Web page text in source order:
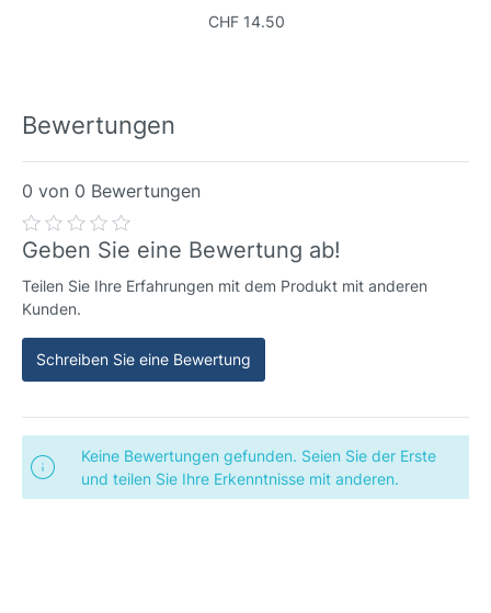
CHF 14.50
Bewertungen
0 von 0 Bewertungen
Geben Sie eine Bewertung ab!
Teilen Sie Ihre Erfahrungen mit dem Produkt mit anderen
Kunden.
Schreiben Sie eine Bewertung
Keine Bewertungen gefunden. Seien Sie der Erste
und teilen Sie Ihre Erkenntnisse mit anderen.